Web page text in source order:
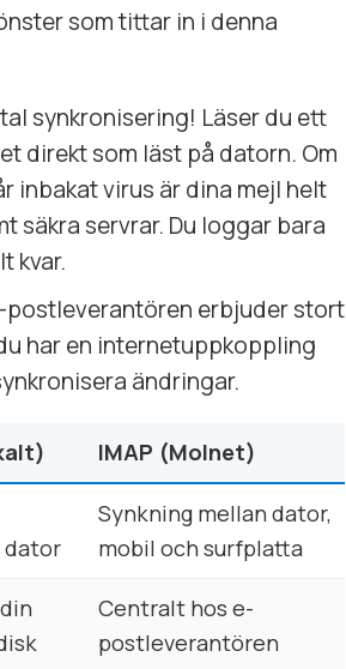
som tittar in i denna
synkronisering! Läser du ett
direkt som läst på datorn. Om
inbakat virus är dina mejl helt
säkra servrar. Du loggar bara
kvar.
postleverantören erbjuder stort
har en internetuppkoppling
ändringar.
IMAP (Molnet)
dator
Synkning mellan dator,
mobil och surfplatta
Centralt hos e-
postleverantören